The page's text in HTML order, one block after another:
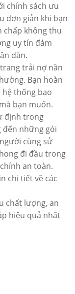
chính sách ưu
đơn giản khi bạn
chấp không thu
uy tín đảm
dân.
trải nợ nần
Bạn hoàn
thống bao
bạn muốn.
định trong
những gói
cùng sử
đi đầu trong
an toàn.
chi tiết về các
chất lượng, an
hiệu quả nhất